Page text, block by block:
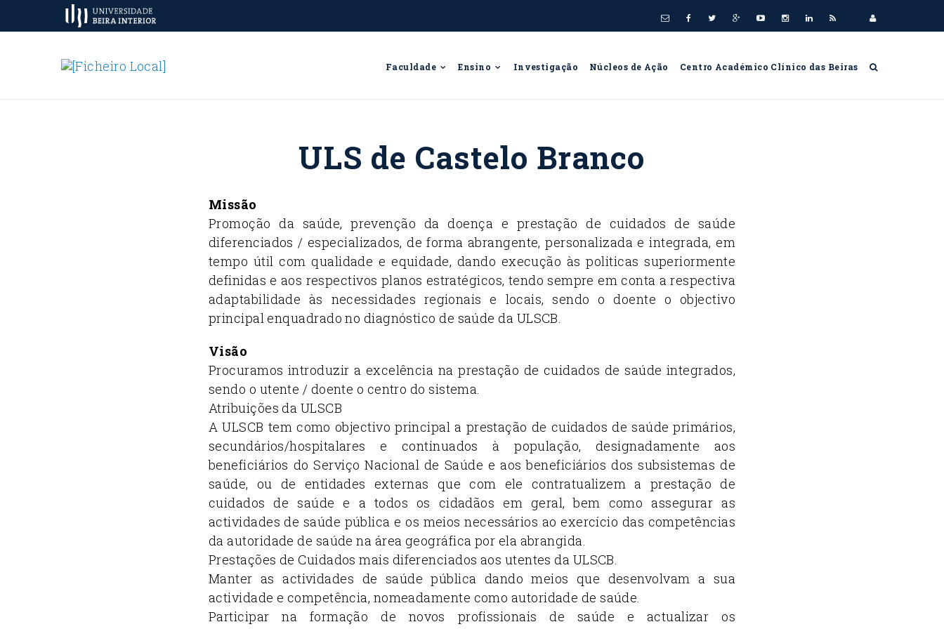
Faculdade Ensino Investigação Núcleos de Ação Centro Académico Clínico das Beiras
ULS de Castelo Branco
Missão
Promoção da saúde, prevenção da doença e prestação de cuidados de saúde
diferenciados / especializados, de forma abrangente, personalizada e integrada, em
tempo útil com qualidade e equidade, dando execução às politicas superiormente
definidas e aos respectivos planos estratégicos, tendo sempre em conta a respectiva
adaptabilidade às necessidades regionais e locais, sendo o doente o objectivo
principal enquadrado no diagnóstico de saúde da ULSCB.
Visão
Procuramos introduzir a excelência na prestação de cuidados de saúde integrados,
sendo o utente / doente o centro do sistema.
Atribuições da ULSCB
A ULSCB tem como objectivo principal a prestação de cuidados de saúde primários,
secundários/hospitalares e continuados à população, designadamente aos
beneficiários do Serviço Nacional de Saúde e aos beneficiários dos subsistemas de
saúde, ou de entidades externas que com ele contratualizem a prestação de
cuidados de saúde e a todos os cidadãos em geral, bem como assegurar as
actividades de saúde pública e os meios necessários ao exercício das competências
da autoridade de saúde na área geográfica por ela abrangida.
Prestações de Cuidados mais diferenciados aos utentes da ULSCB.
Manter as actividades de saúde pública dando meios que desenvolvam a sua
actividade e competência, nomeadamente como autoridade de saúde.
Participar na formação de novos profissionais de saúde e actualizar os